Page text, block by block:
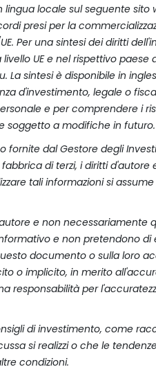
lingua locale sul seguente
presi per la
Per una sintesi dei diritti
UE e nel rispettivo paese
sintesi è disponibile in
d'investimento, legale o
e per comprendere i
soggetto a modifiche in futuro.
dal Gestore degli
di terzi, i diritti d'autore
tali informazioni si
e non necessariamente
e non pretendono
documento o sulla loro
o implicito, in merito
responsabilità per
di investimento, come
si realizzi o che le
condizioni.